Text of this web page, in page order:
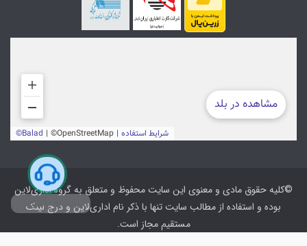
ارتباط با پشتیبانی
©کلیه حقوق مادی و معنوی این سایت محفوظ و متعلق به گروه اداری‌لاین
بوده و استفاده از مطالب سایت تنها با ذکر نام اداری‌لاین و درج لینک
مستقیم مجاز است.